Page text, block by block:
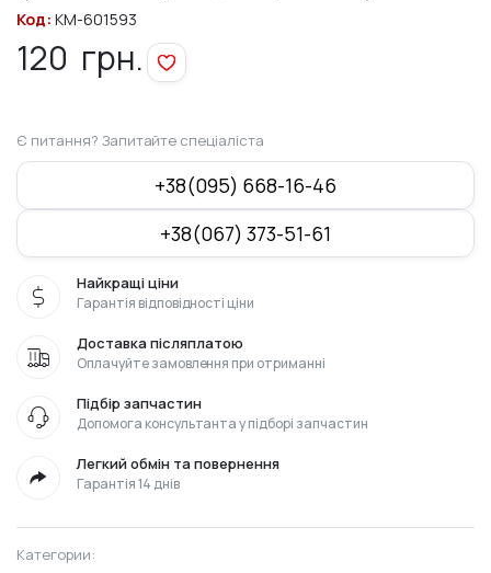
Код: KM-601593
120 грн.
Є питання? Запитайте спеціаліста
+38(095) 668-16-46
+38(067) 373-51-61
Найкращі ціни
Гарантія відповідності ціни
Доставка післяплатою
Оплачуйте замовлення при отриманні
Підбір запчастин
Допомога консультанта у підборі запчастин
Легкий обмін та повернення
Гарантія 14 днів
Категории: